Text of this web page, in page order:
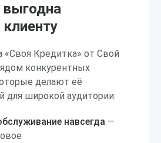
выгодна
«Своя Кредитка» от Свой
конкурентных
делают её
для широкой аудитории:
навсегда —